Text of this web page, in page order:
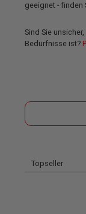
geeignet - finden
Sind Sie
Bedürfnisse ist?